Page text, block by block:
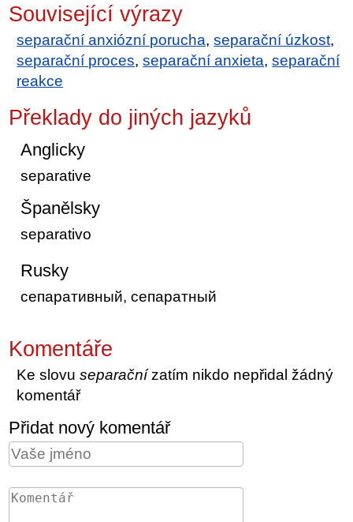
Související výrazy
separační anxiózní porucha,separační úzkost,
separační proces,separační anxieta,separační
reakce
Překlady do jiných jazyků
Anglicky
separative
Španělsky
separativo
Rusky
сепаративный, сепаратный
Komentáře
Ke slovuseparačnízatím nikdo nepřidal žádný
komentář
Přidat nový komentář